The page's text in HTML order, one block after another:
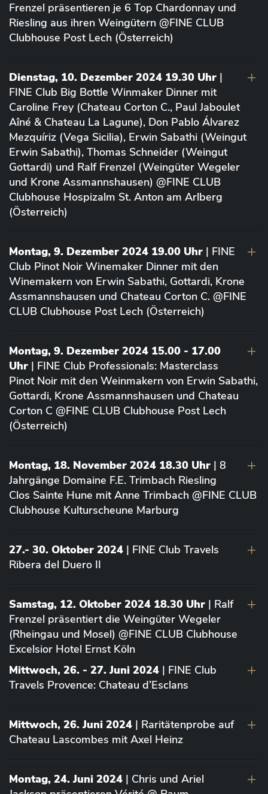
Frenzel präsentieren je 6 Top Chardonnay und
Riesling aus ihren Weingütern @FINE CLUB
Clubhouse Post Lech (Österreich)
Dienstag, 10. Dezember 2024 19.30 Uhr |
FINE Club Big Bottle Winmaker Dinner mit
Caroline Frey (Chateau Corton C., Paul Jaboulet
Aîné & Chateau La Lagune), Don Pablo Álvarez
Mezquíriz (Vega Sicilia), Erwin Sabathi (Weingut
Erwin Sabathi), Thomas Schneider (Weingut
Gottardi) und Ralf Frenzel (Weingüter Wegeler
und Krone Assmannshausen) @FINE CLUB
Clubhouse Hospizalm St. Anton am Arlberg
(Österreich)
Montag, 9. Dezember 2024 19.00 Uhr | FINE
Club Pinot Noir Winemaker Dinner mit den
Winemakern von Erwin Sabathi, Gottardi, Krone
Assmannshausen und Chateau Corton C. @FINE
CLUB Clubhouse Post Lech (Österreich)
Montag, 9. Dezember 2024 15.00 - 17.00
Uhr | FINE Club Professionals: Masterclass
Pinot Noir mit den Weinmakern von Erwin Sabathi,
Gottardi, Krone Assmannshausen und Chateau
Corton C @FINE CLUB Clubhouse Post Lech
(Österreich)
Montag, 18. November 2024 18.30 Uhr | 8
Jahrgänge Domaine F.E. Trimbach Riesling
Clos Sainte Hune mit Anne Trimbach @FINE CLUB
Clubhouse Kulturscheune Marburg
27.- 30. Oktober 2024 | FINE Club Travels
Ribera del Duero II
Samstag, 12. Oktober 2024 18.30 Uhr | Ralf
Frenzel präsentiert die Weingüter Wegeler
(Rheingau und Mosel) @FINE CLUB Clubhouse
Excelsior Hotel Ernst Köln
Mittwoch, 26. - 27. Juni 2024 | FINE Club
Travels Provence: Chateau d’Esclans
Mittwoch, 26. Juni 2024 | Raritätenprobe auf
Chateau Lascombes mit Axel Heinz
Montag, 24. Juni 2024 | Chris und Ariel